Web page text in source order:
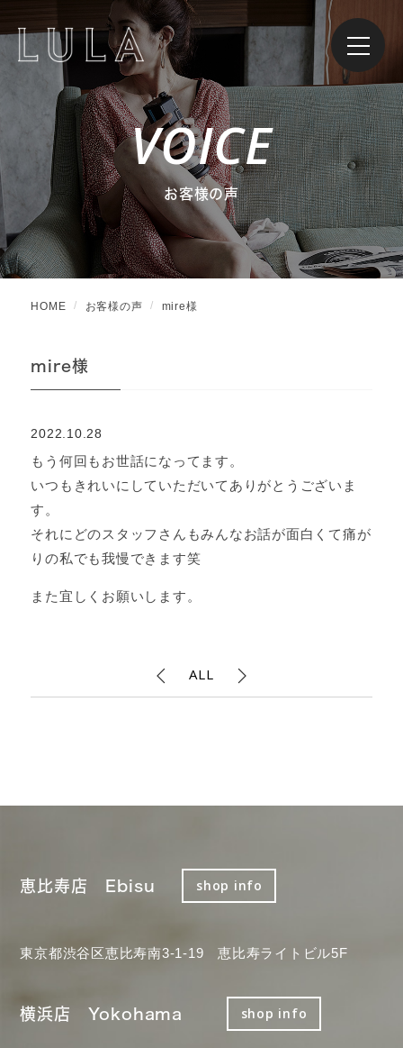
VOICE
お客様の声
HOME お客様の声 mire様
mire様
2022.10.28
もう何回もお世話になってます。
いつもきれいにしていただいてありがとうございま
す。
それにどのスタッフさんもみんなお話が面白くて痛が
りの私でも我慢できます笑
また宜しくお願いします。
ALL
恵比寿店 Ebisu shop info
東京都渋谷区恵比寿南3-1-19 恵比寿ライトビル5F
横浜店 Yokohama shop info